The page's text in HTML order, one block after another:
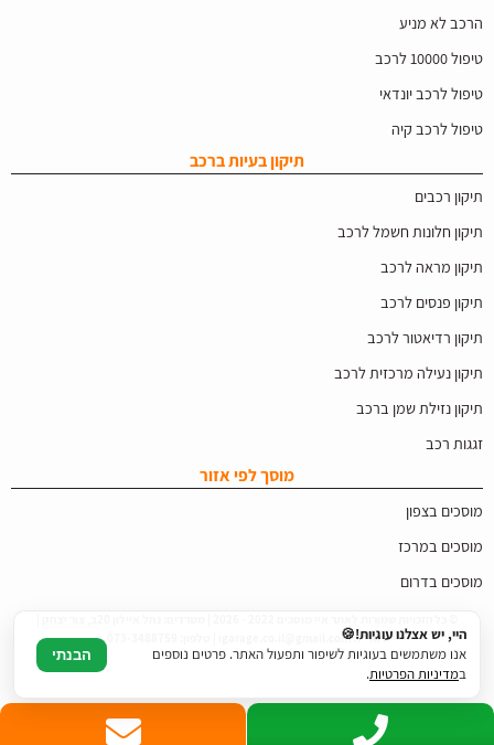
הרכב לא מניע
טיפול 10000 לרכב
טיפול לרכב יונדאי
טיפול לרכב קיה
תיקון בעיות ברכב
תיקון רכבים
תיקון חלונות חשמל לרכב
תיקון מראה לרכב
תיקון פנסים לרכב
תיקון רדיאטור לרכב
תיקון נעילה מרכזית לרכב
תיקון נזילת שמן ברכב
זגגות רכב
מוסך לפי אזור
מוסכים בצפון
מוסכים במרכז
מוסכים בדרום
דוא"ל: igarage.co.il@gmail.com | טלפון: 073-3488759
היי, יש אצלנו עוגיות!🍪
אנו משתמשים בעוגיות לשיפור ותפעול האתר. פרטים נוספים
במדיניות הפרטיות.
הבנתי